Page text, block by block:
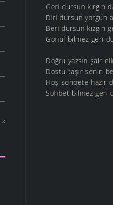
Geri dursun kırgın
Diri dursun yorgun
Beri dursun kızgın
Gönül bilmez geri
Doğru yazsın şair
Dostu taşır senin
Hoş sohbete hazır
Sohbet bilmez geri